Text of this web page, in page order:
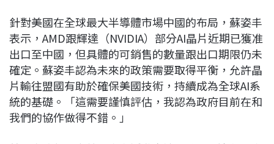
針對美國在全球最大半導體市場中國的布局，蘇姿丰
表示，AMD跟輝達（NVIDIA）部分AI晶片近期已獲准
出口至中國，但具體的可銷售的數量跟出口期限仍未
確定。蘇姿丰認為未來的政策需要取得平衡，允許晶
片輸往盟國有助於確保美國技術，持續成為全球AI系
統的基礎。「這需要謹慎評估，我認為政府目前在和
我們的協作做得不錯。」